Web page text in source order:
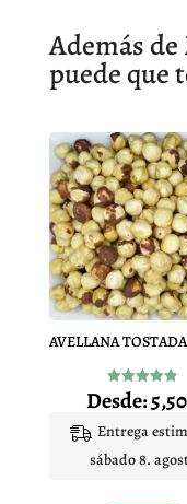
Además
puede que
AVELLANA
Valorado
con
de 5
Desde:5,50
Entrega
sábado 8.